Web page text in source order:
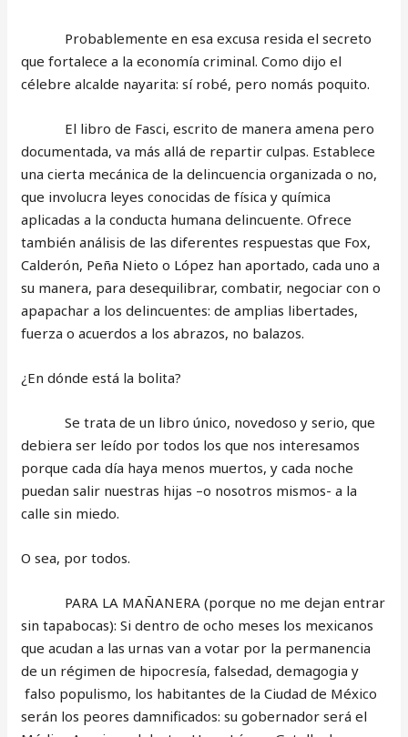
Probablemente en esa excusa resida el secreto
que fortalece a la economía criminal. Como dijo el
célebre alcalde nayarita: sí robé, pero nomás poquito.
El libro de Fasci, escrito de manera amena pero
documentada, va más allá de repartir culpas. Establece
una cierta mecánica de la delincuencia organizada o no,
que involucra leyes conocidas de física y química
aplicadas a la conducta humana delincuente. Ofrece
también análisis de las diferentes respuestas que Fox,
Calderón, Peña Nieto o López han aportado, cada uno a
su manera, para desequilibrar, combatir, negociar con o
apapachar a los delincuentes: de amplias libertades,
fuerza o acuerdos a los abrazos, no balazos.
¿En dónde está la bolita?
Se trata de un libro único, novedoso y serio, que
debiera ser leído por todos los que nos interesamos
porque cada día haya menos muertos, y cada noche
puedan salir nuestras hijas –o nosotros mismos- a la
calle sin miedo.
O sea, por todos.
PARA LA MAÑANERA (porque no me dejan entrar
sin tapabocas): Si dentro de ocho meses los mexicanos
que acudan a las urnas van a votar por la permanencia
de un régimen de hipocresía, falsedad, demagogia y
falso populismo, los habitantes de la Ciudad de México
serán los peores damnificados: su gobernador será el